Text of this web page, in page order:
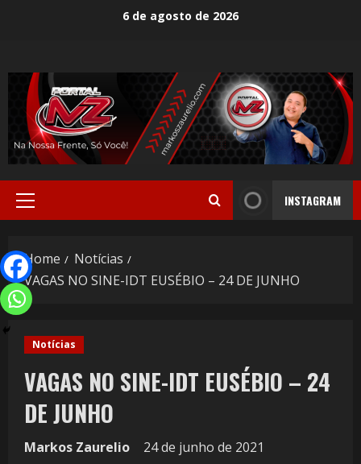
6 de agosto de 2026
INSTAGRAM
Home
Notícias
VAGAS NO SINE-IDT EUSÉBIO – 24 DE JUNHO
Notícias
VAGAS NO SINE-IDT EUSÉBIO – 24
DE JUNHO
Markos Zaurelio 24 de junho de 2021